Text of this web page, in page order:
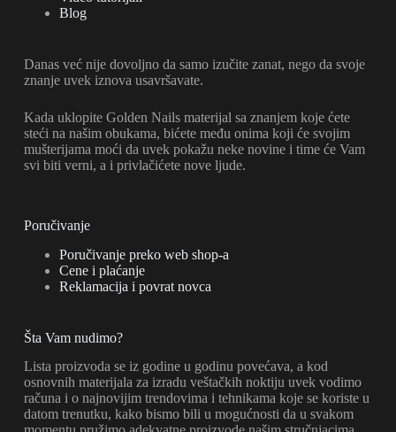
Blog
Danas već nije dovoljno da samo izučite zanat, nego da svoje
znanje uvek iznova usavršavate.
Kada uklopite Golden Nails materijal sa znanjem koje ćete
steći na našim obukama, bićete među onima koji će svojim
mušterijama moći da uvek pokažu neke novine i time će Vam
svi biti verni, a i privlačićete nove ljude.
Poručivanje
Poručivanje preko web shop-a
Cene i plaćanje
Reklamacija i povrat novca
Šta Vam nudimo?
Lista proizvoda se iz godine u godinu povećava, a kod
osnovnih materijala za izradu veštačkih noktiju uvek vodimo
računa i o najnovijim trendovima i tehnikama koje se koriste u
datom trenutku, kako bismo bili u mogućnosti da u svakom